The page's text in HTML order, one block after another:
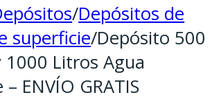
/Depósitos de
superficie/Depósito 500
1000 Litros Agua
ENVÍO GRATIS